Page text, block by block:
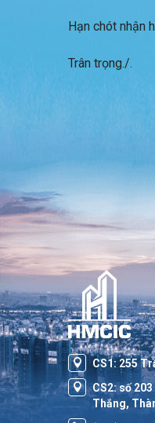
Hạn chót nhận
Trân trọng./.
CS1: 255
CS2: số
Thắng,